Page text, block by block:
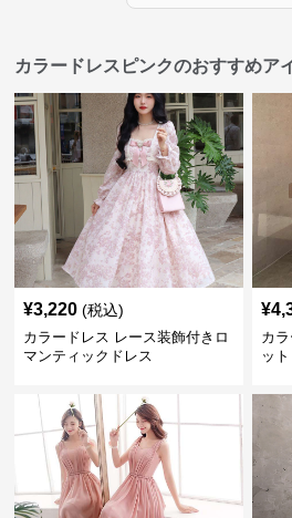
カラードレスピンクのおすすめア
¥3,220 (税込)
カラードレス レース装飾付きロ
マンティックドレス
¥
カ
ッ